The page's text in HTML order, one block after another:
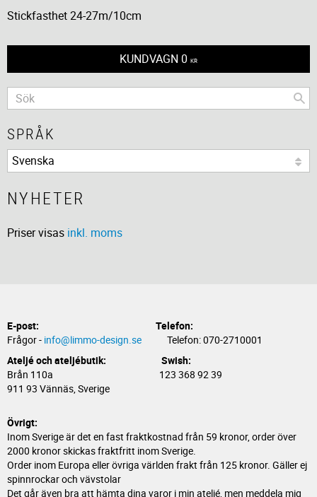
Stickfasthet 24-27m/10cm
KUNDVAGN 0 KR
SPRÅK
NYHETER
Priser visas inkl. moms
E-post:
Telefon:
Frågor - info@limmo-design.se Telefon: 070-2710001
Ateljé och ateljébutik: Swish:
Brån 110a 123 368 92 39
911 93 Vännäs, Sverige
Övrigt:
Inom Sverige är det en fast fraktkostnad från 59 kronor, order över
2000 kronor skickas fraktfritt inom Sverige.
Order inom Europa eller övriga världen frakt från 125 kronor. Gäller ej
spinnrockar och vävstolar
Det går även bra att hämta dina varor i min ateljé, men meddela mig